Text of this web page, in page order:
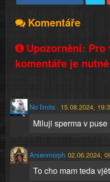
Komentáře
Upozornění:
komentáře je
No limits 15.08.2024,
Miluji sperma v puse
Arsenmorph 02.06.2024,
To cho mam teda